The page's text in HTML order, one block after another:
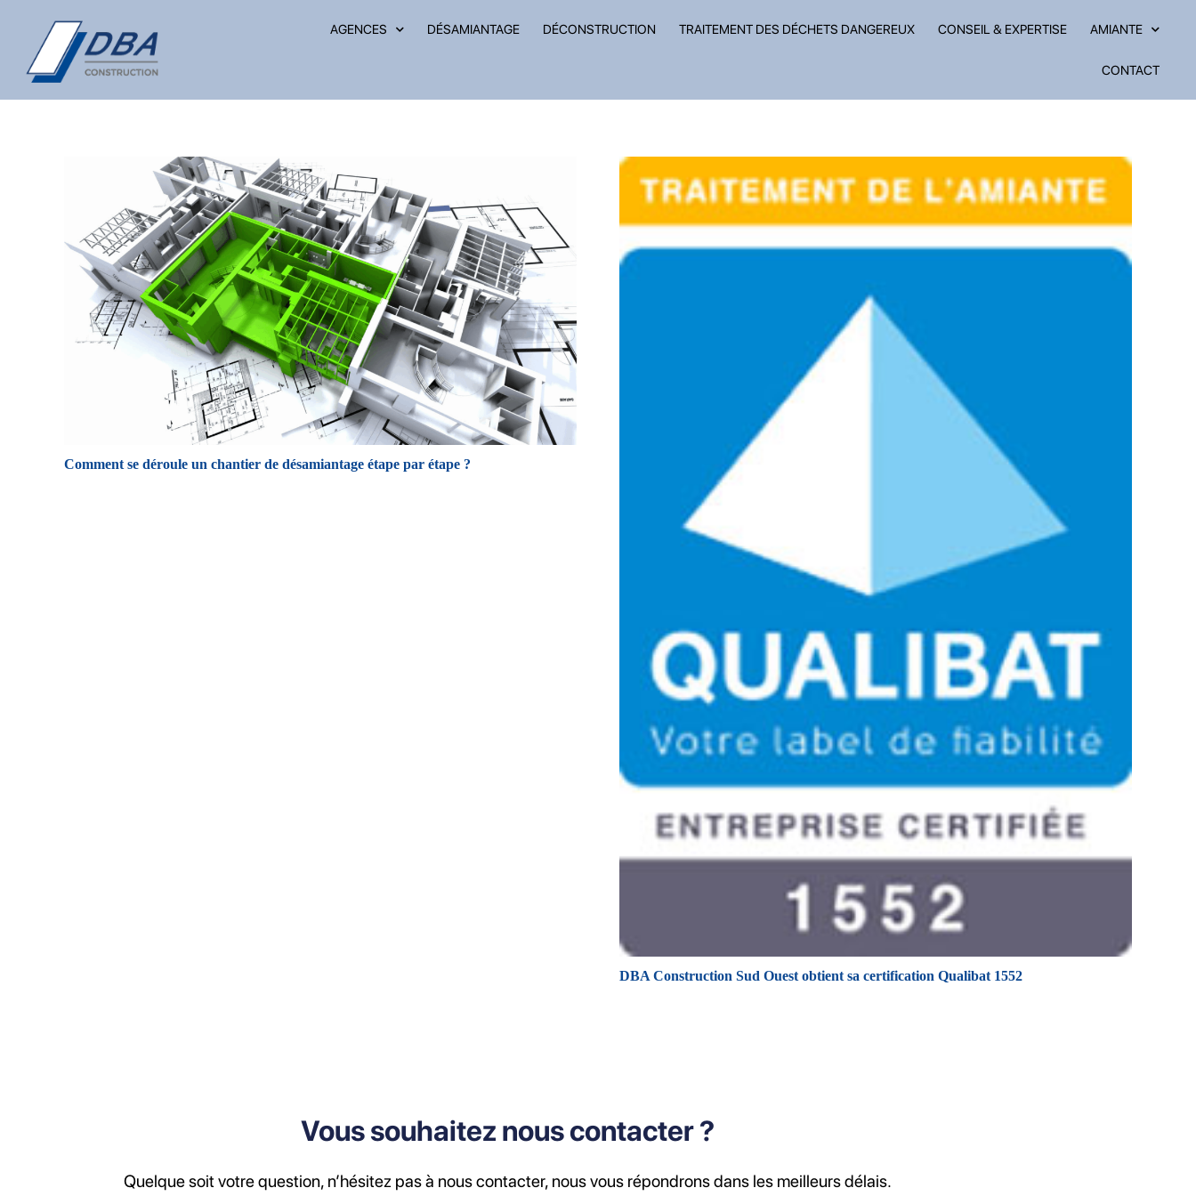
AGENCES DÉSAMIANTAGE DÉCONSTRUCTION TRAITEMENT DES DÉCHETS DANGEREUX CONSEIL & EXPERTISE AMIANTE
CONTACT
Comment se déroule un chantier de désamiantage étape par étape ?
DBA Construction Sud Ouest obtient sa certification Qualibat 1552
Vous souhaitez nous contacter ?
Quelque soit votre question, n’hésitez pas à nous contacter, nous vous répondrons dans les meilleurs délais.